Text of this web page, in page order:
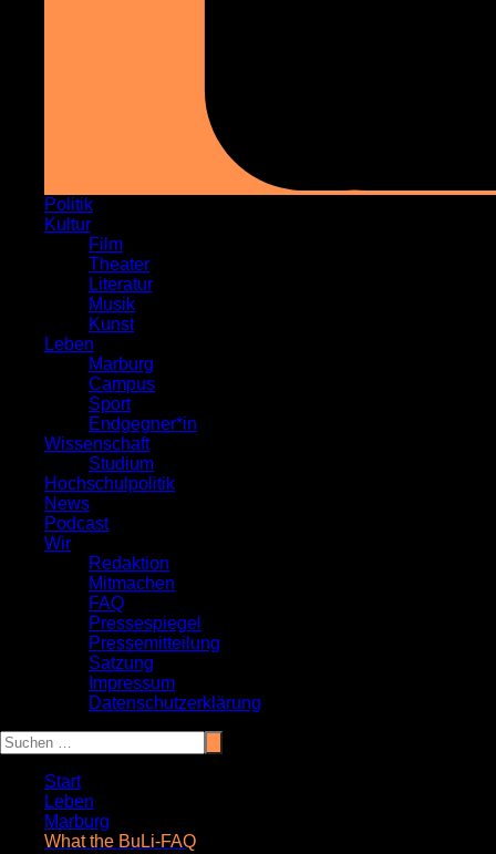
Politik
Kultur
Film
Theater
Literatur
Musik
Kunst
Leben
Marburg
Campus
Sport
Endgegner*in
Wissenschaft
Studium
Hochschulpolitik
News
Podcast
Wir
Redaktion
Mitmachen
FAQ
Pressespiegel
Pressemitteilung
Satzung
Impressum
Datenschutzerklärung
Start
Leben
Marburg
What the BuLi-FAQ